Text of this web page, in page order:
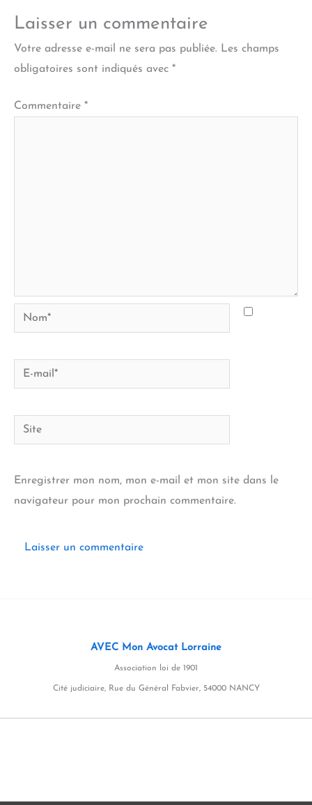
Laisser un commentaire
Votre adresse e-mail ne sera pas publiée. Les champs
obligatoires sont indiqués avec *
Commentaire *
Nom*
mail*
Site
Enregistrer mon nom, mon e-mail et mon site dans le
navigateur pour mon prochain commentaire.
AVEC Mon Avocat Lorraine
Association loi de 1901
Cité judiciaire, Rue du Général Fabvier, 54000 NANCY